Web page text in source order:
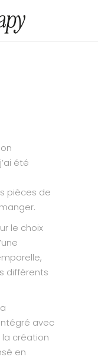
été
pièces de
le choix
différents
avec
la création
en